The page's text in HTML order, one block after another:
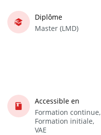
Diplôme
Master (LMD)
Accessible en
Formation continue,
Formation initiale,
VAE